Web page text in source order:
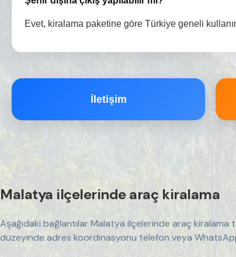
Evet, kiralama paketine göre Türkiye geneli
İletişim
Malatya ilçelerinde araç kiralama
Aşağıdaki bağlantılar Malatya ilçelerinde araç kiralama
düzeyinde adres koordinasyonu telefon veya